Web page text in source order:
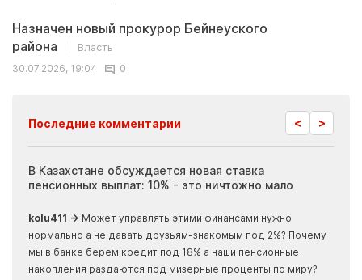
Назначен новый прокурор Бейнеуского
района
Власть
30.07.2026, 19:04
0
Последние комментарии < >
В Казахстане обсуждается новая ставка
пенсионных выплат: 10% - это ничтожно мало
kolu411 → Может управлять этими финансами нужно
нормально а не давать друзьям-знакомым под 2%? Почему
мы в банке берем кредит под 18% а наши пенсионные
накопления раздаются под мизерные проценты по миру?